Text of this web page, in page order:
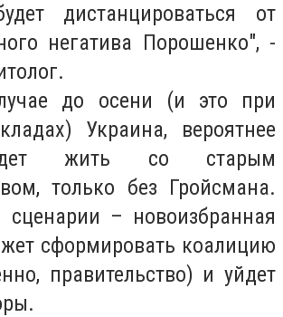
дистанцироваться от
негатива Порошенко", -
до осени (и это при
Украина, вероятнее
жить со старым
только без Гройсмана.
– новоизбранная
сформировать коалицию
правительство) и уйдет